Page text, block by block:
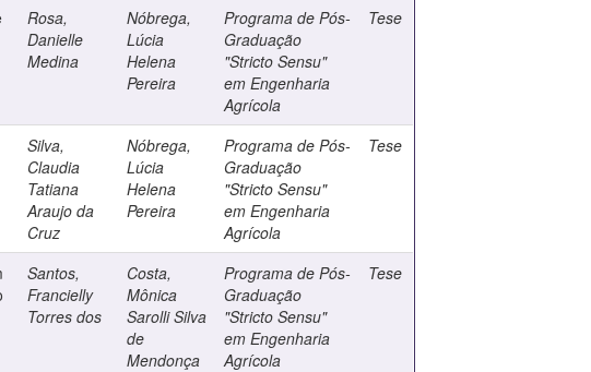
Rosa,
Danielle
Medina
Nóbrega,
Lúcia
Helena
Pereira
Programa de Pós-
Graduação
"Stricto Sensu"
em Engenharia
Agrícola
Tese
Silva,
Claudia
Tatiana
Araujo da
Cruz
Nóbrega,
Lúcia
Helena
Pereira
Programa de Pós-
Graduação
"Stricto Sensu"
em Engenharia
Agrícola
Tese
Santos,
Francielly
Torres dos
Costa,
Mônica
Sarolli Silva
de
Mendonça
Programa de Pós-
Graduação
"Stricto Sensu"
em Engenharia
Agrícola
Tese